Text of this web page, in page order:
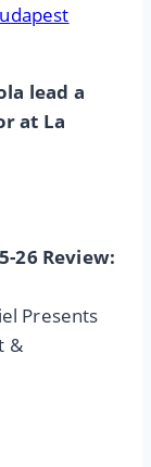
lead a
at La
26 Review:
Presents
&